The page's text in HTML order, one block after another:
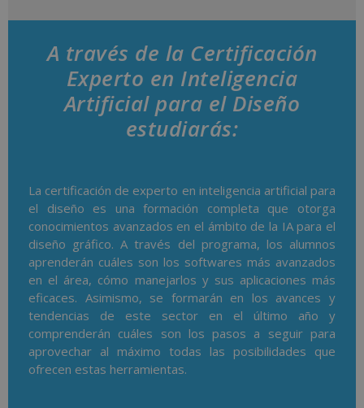
A través de la Certificación
Experto en Inteligencia
Artificial para el Diseño
estudiarás:
La certificación de experto en inteligencia artificial para
el diseño es una formación completa que otorga
conocimientos avanzados en el ámbito de la IA para el
diseño gráfico. A través del programa, los alumnos
aprenderán cuáles son los softwares más avanzados
en el área, cómo manejarlos y sus aplicaciones más
eficaces. Asimismo, se formarán en los avances y
tendencias de este sector en el último año y
comprenderán cuáles son los pasos a seguir para
aprovechar al máximo todas las posibilidades que
ofrecen estas herramientas.